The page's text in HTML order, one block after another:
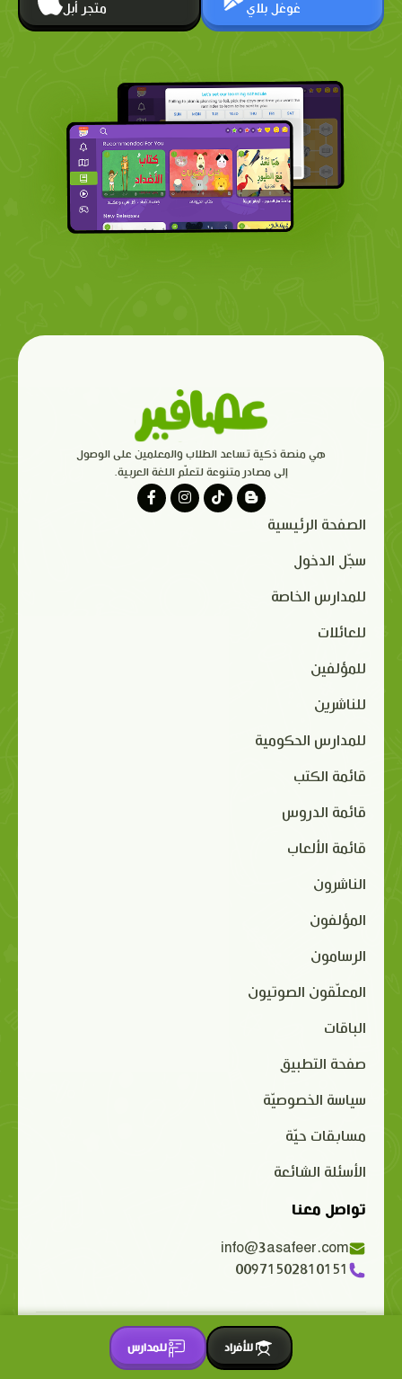
متجر أبل غوغل بلاي
هي منصة ذكية تساعد الطلاب والمعلمين على الوصول
إلى مصادر متنوعة لتعلّم اللغة العربية.
الصفحة الرئيسية
سجّل الدخول
للمدارس الخاصة
للعائلات
للمؤلفين
للناشرين
للمدارس الحكومية
قائمة الكتب
قائمة الدروس
قائمة الألعاب
الناشرون
المؤلفون
الرسامون
المعلّقون الصوتيون
الباقات
صفحة التطبيق
سياسة الخصوصيّة
مسابقات حيّة
الأسئلة الشائعة
تواصل معنا
info@3asafeer.com
00971502810151
حقوق الملكية الفكرية محفوظة 2015-2026 © 3asafeer.com
للأفراد
للمدارس